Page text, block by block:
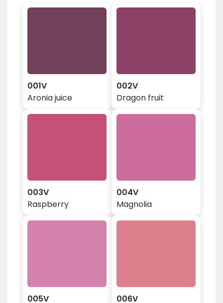
001V
Aronia juice
002V
Dragon fruit
003V
Raspberry
004V
Magnolia
005V
006V